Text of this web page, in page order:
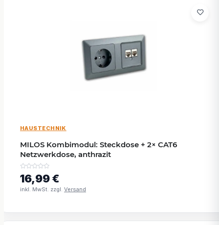
HAUSTECHNIK
MILOS Kombimodul: Steckdose + 2× CAT6
Netzwerkdose, anthrazit
16,99 €
inkl. MwSt. zzgl. Versand